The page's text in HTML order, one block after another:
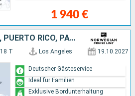
1 940 €
MEXIKO, GUATEMALA, PUERTO RICO, PANAMA, KOLUMBIEN, JAMAIKA, BAHAMAS, VEREINIGTE STAATEN VON AMERIKA
18 T Los Angeles 19.10.2027
Deutscher Gästeservice
Ideal für Familien
Exklusive Bordunterhaltung